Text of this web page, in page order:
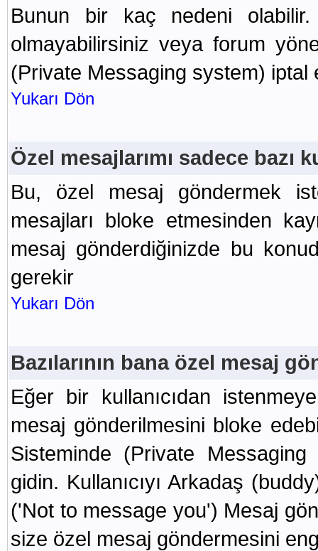
Bunun bir kaç nedeni olabilir.
olmayabilirsiniz veya forum
(Private Messaging system) iptal
Yukarı Dön
Özel mesajlarımı sadece bazı
Bu, özel mesaj göndermek
mesajları bloke etmesinden
mesaj gönderdiğinizde bu
gerekir
Yukarı Dön
Bazılarının bana özel mesaj
Eğer bir kullanıcıdan
mesaj gönderilmesini bloke
Sisteminde (Private
gidin. Kullanıcıyı Arkadaş
('Not to message you') Mesaj
size özel mesaj göndermesini